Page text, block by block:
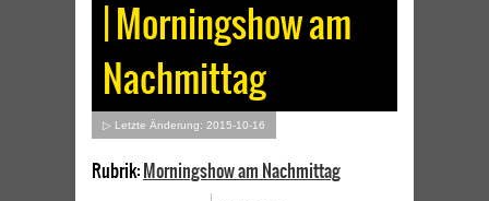
| Morningshow am
Nachmittag
▷ Letzte Änderung: 2015-10-16
Rubrik:Morningshow am Nachmittag